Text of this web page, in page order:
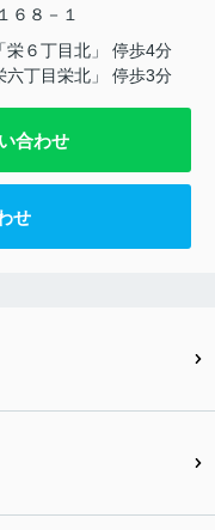
６８－１
栄６丁目北」 停歩4分
六丁目栄北」 停歩3分
合わせ
せ